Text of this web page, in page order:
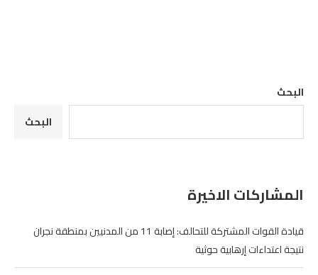
البحث
البحث
المشاركات الاخيرة
قيادة القوات المشتركة للتحالف: إصابة 11 من المدنيين بمنطقة نجران
نتيجة اعتداءات إرهابية حوثية